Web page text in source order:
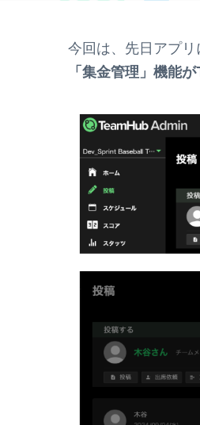
今回は、先日アプリ
「集金管理」機能